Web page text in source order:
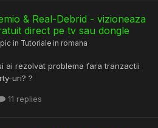
& Real-Debrid - vizioneaza
direct pe tv sau dongle
in Tutoriale in romana
ai rezolvat problema fara tranzactii
uri? ?
11 replies